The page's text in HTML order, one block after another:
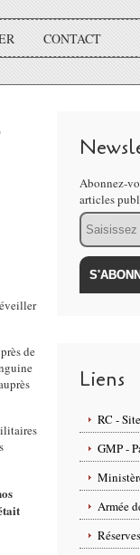
CONTACT
de
Abonnez-
articles
Email
Liens
RC -
GMP -
Armée